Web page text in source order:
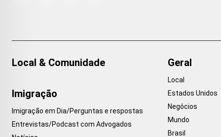
Local & Comunidade
Imigração
Imigração em Dia/Perguntas e respostas
Entrevistas/Podcast com Advogados
Geral
Local
Estados Unidos
Negócios
Mundo
Brasil